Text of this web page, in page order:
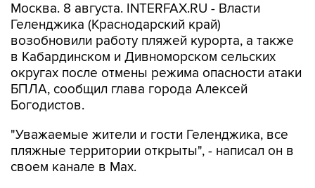
Москва. 8 августа. INTERFAX.RU - Власти
Геленджика (Краснодарский край)
возобновили работу пляжей курорта, а также
в Кабардинском и Дивноморском сельских
округах после отмены режима опасности атаки
БПЛА, сообщил глава города Алексей
Богодистов.
"Уважаемые жители и гости Геленджика, все
пляжные территории открыты", - написал он в
своем канале в Max.